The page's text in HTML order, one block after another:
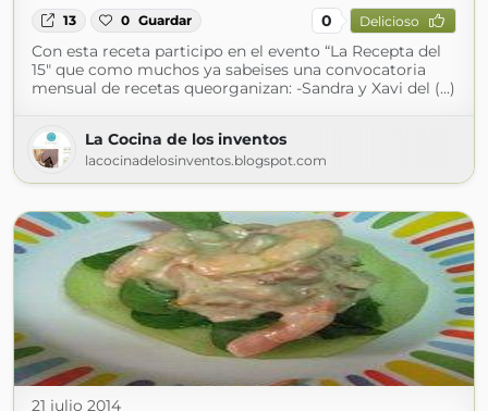
13 0 Guardar 0 Delicioso
Con esta receta participo en el evento “La Recepta del
15″ que como muchos ya sabeises una convocatoria
mensual de recetas queorganizan: -Sandra y Xavi del (...)
La Cocina de los inventos
lacocinadelosinventos.blogspot.com
21 julio 2014